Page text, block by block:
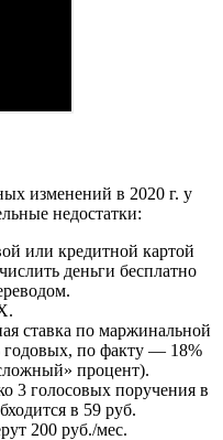
изменений в 2020 г. у
недостатки:
или кредитной картой
деньги бесплатно
ставка по маржинальной
по факту — 18%
процент).
3 голосовых поручения в
в 59 руб.
200 руб./мес.